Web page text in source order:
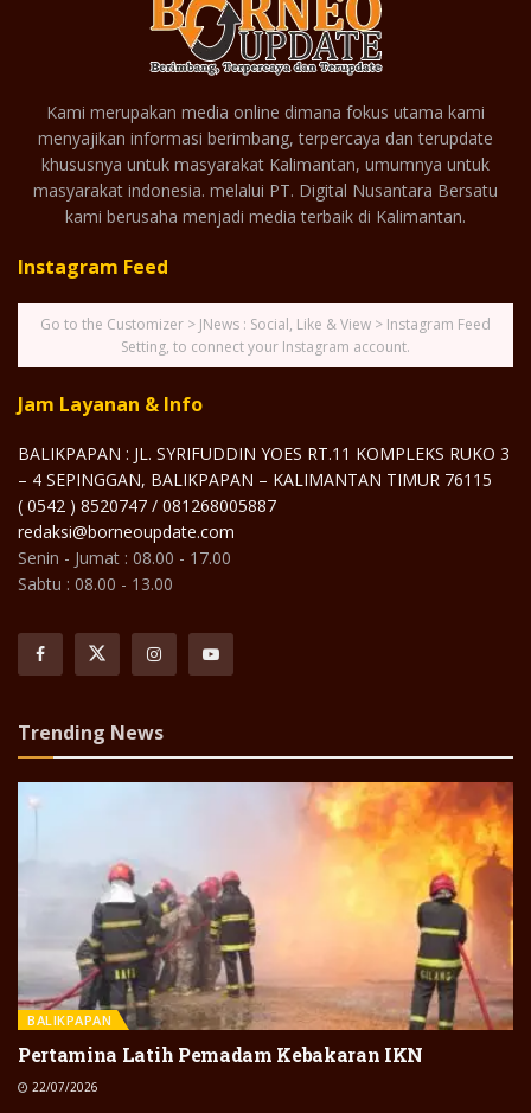
Kami merupakan media online dimana fokus utama kami
menyajikan informasi berimbang, terpercaya dan terupdate
khususnya untuk masyarakat Kalimantan, umumnya untuk
masyarakat indonesia. melalui PT. Digital Nusantara Bersatu
kami berusaha menjadi media terbaik di Kalimantan.
Instagram Feed
Go to the Customizer > JNews : Social, Like & View > Instagram Feed
Setting, to connect your Instagram account.
Jam Layanan & Info
BALIKPAPAN : JL. SYRIFUDDIN YOES RT.11 KOMPLEKS RUKO 3
– 4 SEPINGGAN, BALIKPAPAN – KALIMANTAN TIMUR 76115
( 0542 ) 8520747 / 081268005887
redaksi@borneoupdate.com
Senin - Jumat : 08.00 - 17.00
Sabtu : 08.00 - 13.00
Trending News
BALIKPAPAN
Pertamina Latih Pemadam Kebakaran IKN
22/07/2026